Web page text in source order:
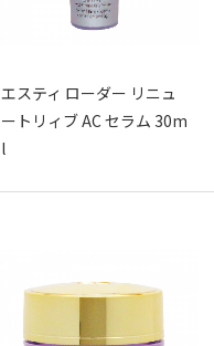
エスティ ローダー リニュ
ートリィブ AC セラム 30m
l